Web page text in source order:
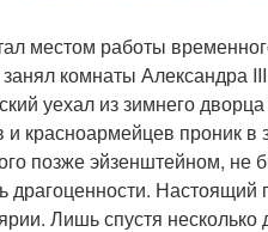
местом работы
комнаты Александра
уехал из зимнего
и красноармейцев проник
позже эйзенштейном,
драгоценности.
Лишь спустя